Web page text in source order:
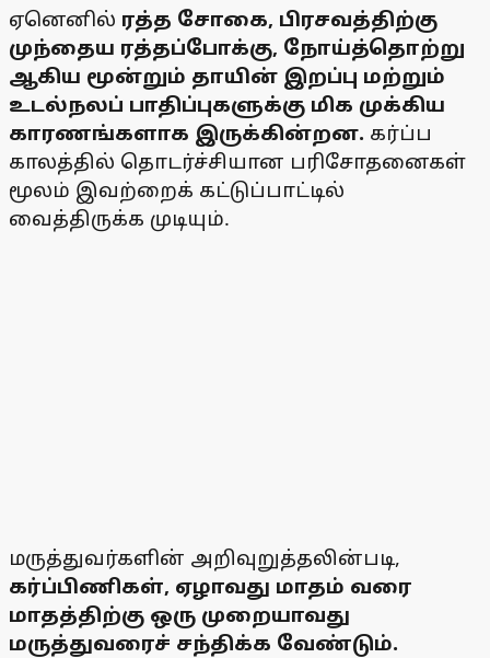
ஏனெனில் ரத்த சோகை, பிரசவத்திற்கு
முந்தைய ரத்தப்போக்கு, நோய்த்தொற்று
ஆகிய மூன்றும் தாயின் இறப்பு மற்றும்
உடல்நலப் பாதிப்புகளுக்கு மிக முக்கிய
காரணங்களாக இருக்கின்றன. கர்ப்ப
காலத்தில் தொடர்ச்சியான பரிசோதனைகள்
மூலம் இவற்றைக் கட்டுப்பாட்டில்
வைத்திருக்க முடியும்.
மருத்துவர்களின் அறிவுறுத்தலின்படி,
கர்ப்பிணிகள், ஏழாவது மாதம் வரை
மாதத்திற்கு ஒரு முறையாவது
மருத்துவரைச் சந்திக்க வேண்டும்.